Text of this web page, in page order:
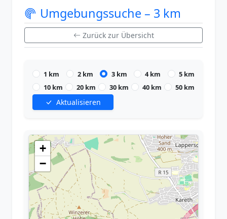
Umgebungssuche – 3 km
Zurück zur Übersicht
1 km 2 km 3 km 4 km
5 km
10 km
20 km 30 km 40 km 50 km
Aktualisieren
+
−